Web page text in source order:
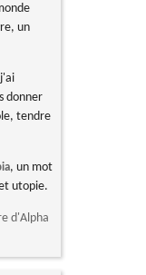
un
donner
tendre
, un mot
utopie.
d'Alpha